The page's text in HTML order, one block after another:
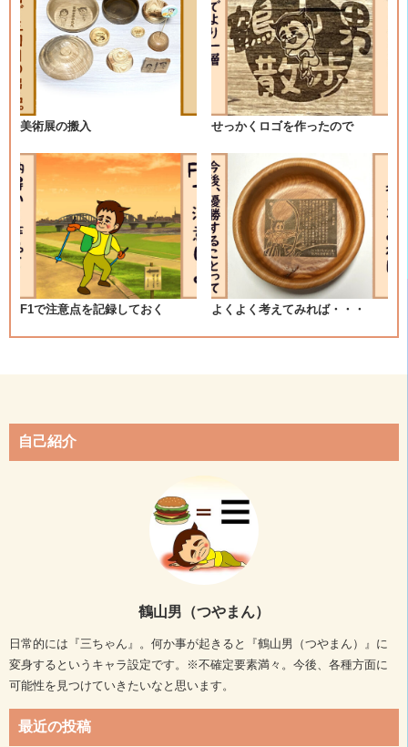
ビ
ゲ
ー
シ
ョ
ン
美術展の搬入 せっかくロゴを作ったので
F1で注意点を記録しておく よくよく考えてみれば・・・
自己紹介
鶴山男（つやまん）
日常的には『三ちゃん』。何か事が起きると『鶴山男（つやまん）』に
変身するというキャラ設定です。※不確定要素満々。今後、各種方面に
可能性を見つけていきたいなと思います。
最近の投稿